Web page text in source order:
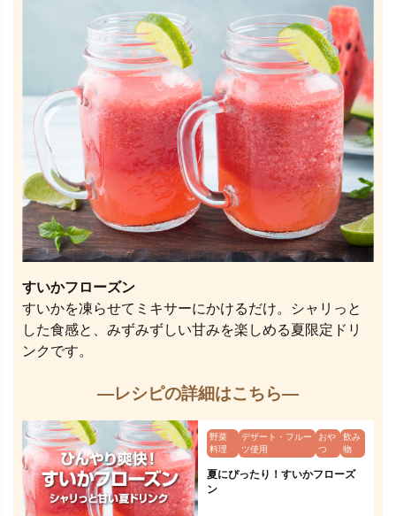
すいかフローズン
すいかを凍らせてミキサーにかけるだけ。シャリっと
した食感と、みずみずしい甘みを楽しめる夏限定ドリ
ンクです。
—レシピの詳細はこちら—
野菜
料理
デザート・フルー
ツ使用
おや
つ
飲み
物
夏にぴったり！すいかフローズ
ン